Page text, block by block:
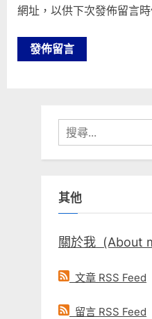
網址，以供下次發佈留言時
搜
尋
關
字:
其他
關於我 (About
文章 RSS Feed
留言 RSS Feed